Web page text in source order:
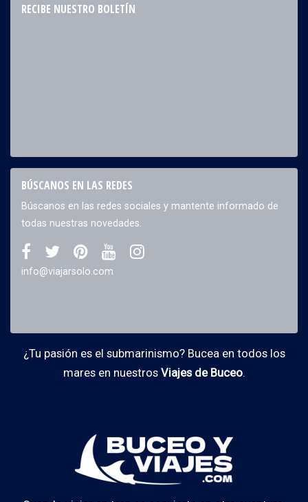
RECIBE NUESTRO BOLETÍN
BÚSCANOS EN LAS REDES
Búscanos en las redes sociales y mantente informado de
todas nuestras novedades.
info@viajarsolo.com
¿Tu pasión es el submarinismo? Bucea en todos los
mares en nuestros Viajes de Buceo.